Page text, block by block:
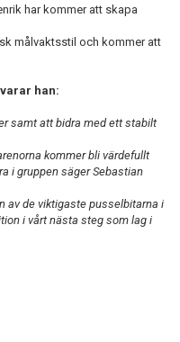
har kommer att skapa
målvaktsstil och kommer att
han:
samt att bidra med ett stabilt
kommer bli värdefullt
i gruppen säger Sebastian
av de viktigaste pusselbitarna i
i vårt nästa steg som lag i